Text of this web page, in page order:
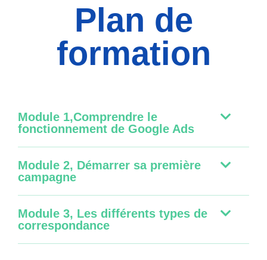
Plan de
formation
Module 1,Comprendre le
fonctionnement de Google Ads
Module 2, Démarrer sa première
campagne
Module 3, Les différents types de
correspondance